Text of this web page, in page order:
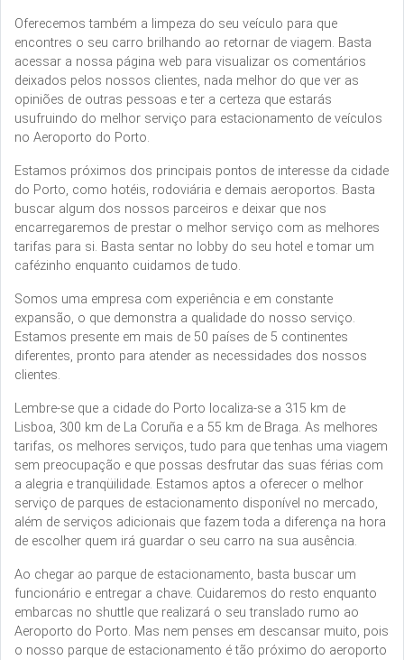
Oferecemos também a limpeza do seu veículo para que
encontres o seu carro brilhando ao retornar de viagem. Basta
acessar a nossa página web para visualizar os comentários
deixados pelos nossos clientes, nada melhor do que ver as
opiniões de outras pessoas e ter a certeza que estarás
usufruindo do melhor serviço para estacionamento de veículos
no Aeroporto do Porto.
Estamos próximos dos principais pontos de interesse da cidade
do Porto, como hotéis, rodoviária e demais aeroportos. Basta
buscar algum dos nossos parceiros e deixar que nos
encarregaremos de prestar o melhor serviço com as melhores
tarifas para si. Basta sentar no lobby do seu hotel e tomar um
cafézinho enquanto cuidamos de tudo.
Somos uma empresa com experiência e em constante
expansão, o que demonstra a qualidade do nosso serviço.
Estamos presente em mais de 50 países de 5 continentes
diferentes, pronto para atender as necessidades dos nossos
clientes.
Lembre-se que a cidade do Porto localiza-se a 315 km de
Lisboa, 300 km de La Coruña e a 55 km de Braga. As melhores
tarifas, os melhores serviços, tudo para que tenhas uma viagem
sem preocupação e que possas desfrutar das suas férias com
a alegria e tranqüilidade. Estamos aptos a oferecer o melhor
serviço de parques de estacionamento disponível no mercado,
além de serviços adicionais que fazem toda a diferença na hora
de escolher quem irá guardar o seu carro na sua ausência.
Ao chegar ao parque de estacionamento, basta buscar um
funcionário e entregar a chave. Cuidaremos do resto enquanto
embarcas no shuttle que realizará o seu translado rumo ao
Aeroporto do Porto. Mas nem penses em descansar muito, pois
o nosso parque de estacionamento é tão próximo do aeroporto